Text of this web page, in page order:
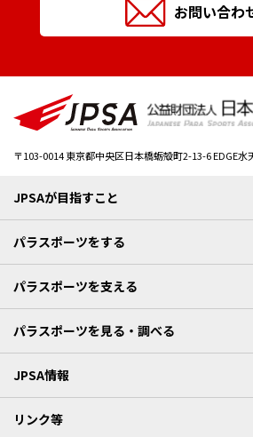
お問い合わ
〒103-0014東京都中央区日本橋蛎殻町2-13-6 EDGE水
JPSAが目指すこと
パラスポーツをする
パラスポーツを支える
パラスポーツを見る・調べる
JPSA情報
リンク等